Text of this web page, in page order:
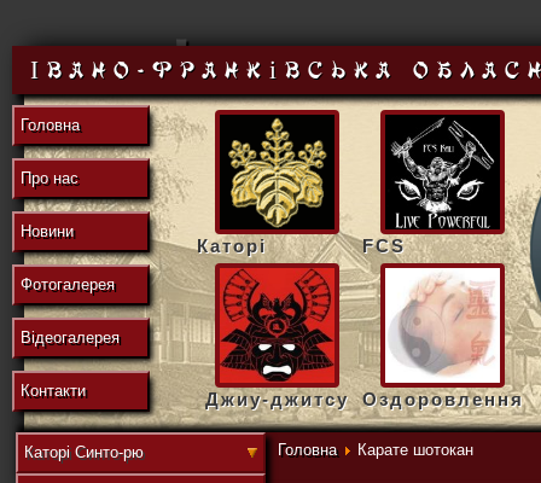
東
の
地
域
Івано-Франківська
Головна
Про нас
Новини
Фотогалерея
Відеогалерея
Контакти
Каторі FCS
Джиу-джитсу Оздоровлення
Головна Карате шотокан
Каторі Синто-рю